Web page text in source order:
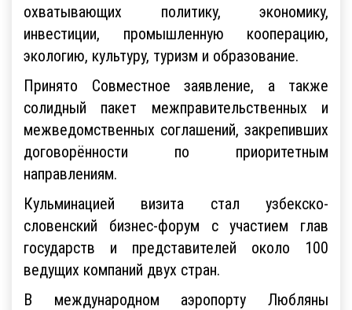
охватывающих политику, экономику,
инвестиции, промышленную кооперацию,
экологию, культуру, туризм и образование.
Принято Совместное заявление, а также
солидный пакет межправительственных и
межведомственных соглашений, закрепивших
договорённости по приоритетным
направлениям.
Кульминацией визита стал узбекско-
словенский бизнес-форум с участием глав
государств и представителей около 100
ведущих компаний двух стран.
В международном аэропорту Любляны